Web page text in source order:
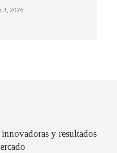
3, 2026
y resultados